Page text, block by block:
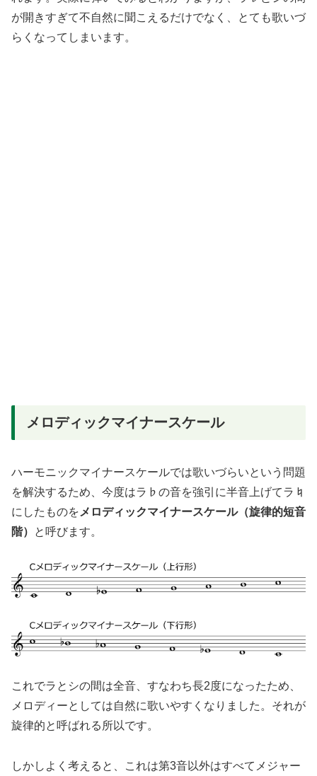
が開きすぎて不自然に聞こえるだけでなく、とても歌いづ
らくなってしまいます。
メロディックマイナースケール
ハーモニックマイナースケールでは歌いづらいという問題
を解決するため、今度はラ♭の音を強引に半音上げてラ♮
にしたものを メロディックマイナースケール（旋律的短音
階）
と呼びます。
これでラとシの間は全音、すなわち長2度になったため、
メロディーとしては自然に歌いやすくなりました。それが
旋律的と呼ばれる所以です。
しかしよく考えると、これは第3音以外はすべてメジャー